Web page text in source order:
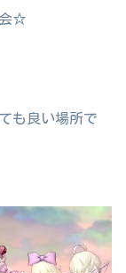
会☆
も良い場所で